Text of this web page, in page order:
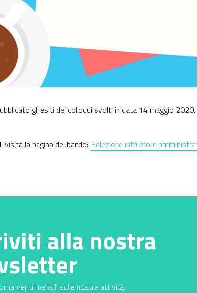
gli esiti dei colloqui svolti in data 14 maggio 2020.
visita la pagina del bando: Selezione istruttore
alla nostra
mensili sulle nostre attività